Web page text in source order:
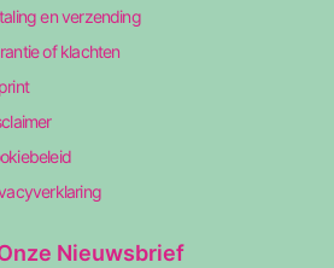
en verzending
of klachten
Nieuwsbrief